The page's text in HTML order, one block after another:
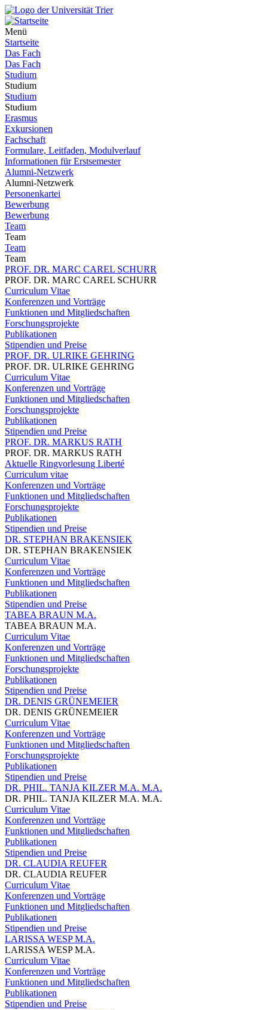
Menü
Startseite
Das Fach
Das Fach
Studium
Studium
Studium
Studium
Erasmus
Exkursionen
Fachschaft
Formulare, Leitfaden, Modulverlauf
Informationen für Erstsemester
Alumni-Netzwerk
Alumni-Netzwerk
Personenkartei
Bewerbung
Bewerbung
Team
Team
Team
Team
PROF. DR. MARC CAREL SCHURR
PROF. DR. MARC CAREL SCHURR
Curriculum Vitae
Konferenzen und Vorträge
Funktionen und Mitgliedschaften
Forschungsprojekte
Publikationen
Stipendien und Preise
PROF. DR. ULRIKE GEHRING
PROF. DR. ULRIKE GEHRING
Curriculum Vitae
Konferenzen und Vorträge
Funktionen und Mitgliedschaften
Forschungsprojekte
Publikationen
Stipendien und Preise
PROF. DR. MARKUS RATH
PROF. DR. MARKUS RATH
Aktuelle Ringvorlesung Liberté
Curriculum vitae
Konferenzen und Vorträge
Funktionen und Mitgliedschaften
Forschungsprojekte
Publikationen
Stipendien und Preise
DR. STEPHAN BRAKENSIEK
DR. STEPHAN BRAKENSIEK
Curriculum Vitae
Konferenzen und Vorträge
Funktionen und Mitgliedschaften
Publikationen
Stipendien und Preise
TABEA BRAUN M.A.
TABEA BRAUN M.A.
Curriculum Vitae
Konferenzen und Vorträge
Funktionen und Mitgliedschaften
Forschungsprojekte
Publikationen
Stipendien und Preise
DR. DENIS GRÜNEMEIER
DR. DENIS GRÜNEMEIER
Curriculum Vitae
Konferenzen und Vorträge
Funktionen und Mitgliedschaften
Forschungsprojekte
Publikationen
Stipendien und Preise
DR. PHIL. TANJA KILZER M.A. M.A.
DR. PHIL. TANJA KILZER M.A. M.A.
Curriculum Vitae
Konferenzen und Vorträge
Funktionen und Mitgliedschaften
Publikationen
Stipendien und Preise
DR. CLAUDIA REUFER
DR. CLAUDIA REUFER
Curriculum Vitae
Konferenzen und Vorträge
Funktionen und Mitgliedschaften
Publikationen
Stipendien und Preise
LARISSA WESP M.A.
LARISSA WESP M.A.
Curriculum Vitae
Konferenzen und Vorträge
Funktionen und Mitgliedschaften
Publikationen
Stipendien und Preise